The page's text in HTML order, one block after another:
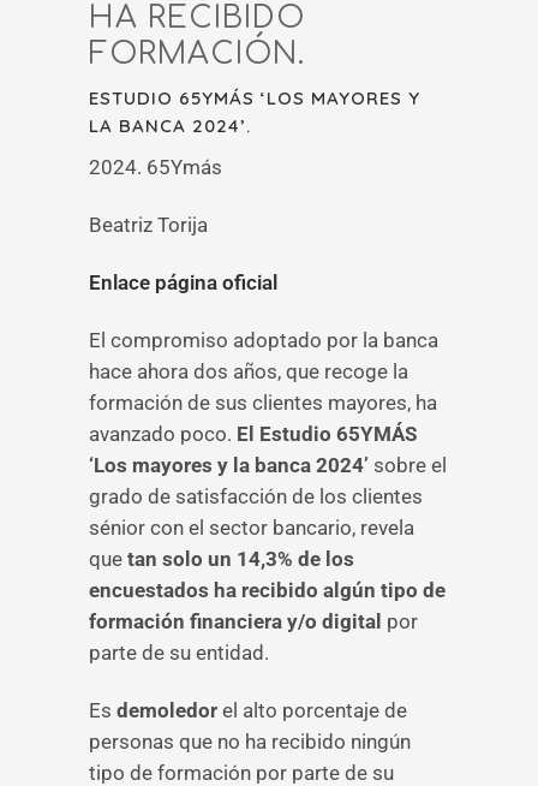
HA RECIBIDO
FORMACIÓN.
ESTUDIO 65YMÁS ‘LOS MAYORES Y
LA BANCA 2024’.
2024. 65Ymás
Beatriz Torija
Enlace página oficial
El compromiso adoptado por la banca
hace ahora dos años, que recoge la
formación de sus clientes mayores, ha
avanzado poco. El Estudio 65YMÁS
‘Los mayores y la banca 2024’ sobre el
grado de satisfacción de los clientes
sénior con el sector bancario, revela
que tan solo un 14,3% de los
encuestados ha recibido algún tipo de
formación financiera y/o digital por
parte de su entidad.
Es demoledor el alto porcentaje de
personas que no ha recibido ningún
tipo de formación por parte de su